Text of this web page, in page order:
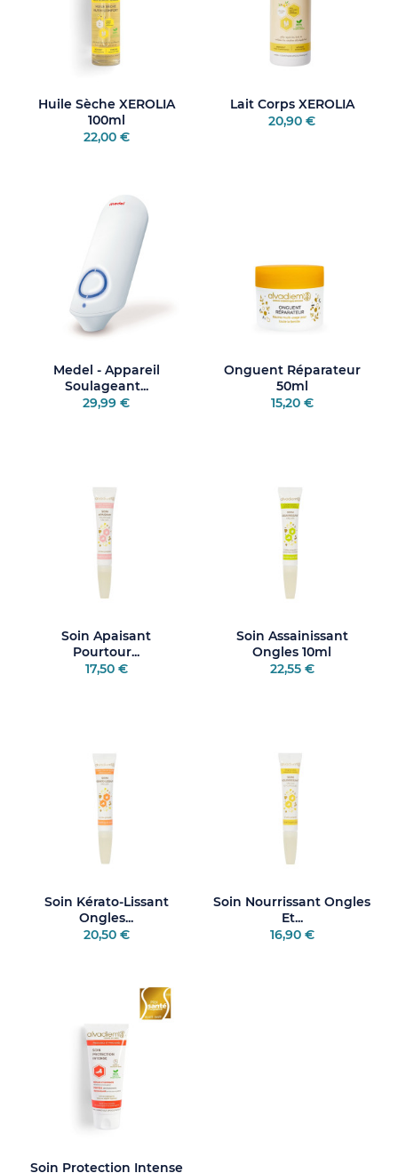
Huile Sèche XEROLIA
100ml
22,00 €
Lait Corps XEROLIA
20,90 €
Medel - Appareil
Soulageant...
29,99 €
Onguent Réparateur
50ml
15,20 €
Soin Apaisant
Pourtour...
17,50 €
Soin Assainissant
Ongles 10ml
22,55 €
Soin Kérato-Lissant
Ongles...
20,50 €
Soin Nourrissant Ongles
Et...
16,90 €
Soin Protection Intense